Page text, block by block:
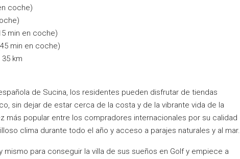
coche)
min en coche)
min en coche)
km
de Sucina, los residentes pueden disfrutar de tiendas
sin dejar de estar cerca de la costa y de la vibrante vida de la
más popular entre los compradores internacionales por su calidad
clima durante todo el año y acceso a parajes naturales y al mar.
para conseguir la villa de sus sueños en Golf y empiece a